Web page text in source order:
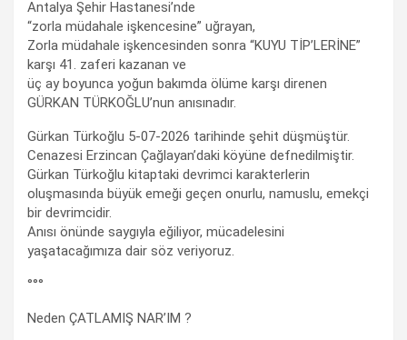
Antalya Şehir Hastanesi’nde
“zorla müdahale işkencesine” uğrayan,
Zorla müdahale işkencesinden sonra “KUYU TİP’LERİNE”
karşı 41. zaferi kazanan ve
üç ay boyunca yoğun bakımda ölüme karşı direnen
GÜRKAN TÜRKOĞLU’nun anısınadır.
Gürkan Türkoğlu 5-07-2026 tarihinde şehit düşmüştür.
Cenazesi Erzincan Çağlayan’daki köyüne defnedilmiştir.
Gürkan Türkoğlu kitaptaki devrimci karakterlerin
oluşmasında büyük emeği geçen onurlu, namuslu, emekçi
bir devrimcidir.
Anısı önünde saygıyla eğiliyor, mücadelesini
yaşatacağımıza dair söz veriyoruz.
°°°
Neden ÇATLAMIŞ NAR’IM ?